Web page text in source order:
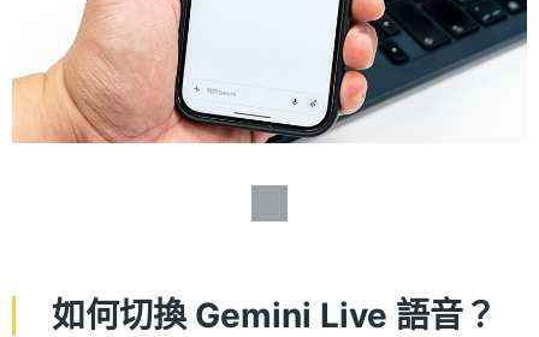
如何切換 Gemini Live 語音？